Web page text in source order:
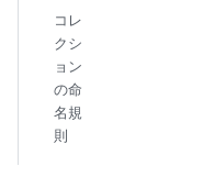
コレ
クシ
ョン
の命
名規
則